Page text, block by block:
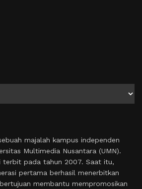
majalah kampus independen
Multimedia Nusantara (UMN).
terbit pada tahun 2007. Saat itu,
pertama berhasil menerbitkan
membantu mempromosikan